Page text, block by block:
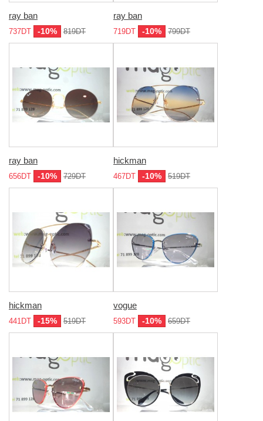
ray ban
737DT -10% 819DT
ray ban
719DT -10% 799DT
ray ban
656DT -10% 729DT
hickman
467DT -10% 519DT
hickman
441DT -15% 519DT
vogue
593DT -10% 659DT